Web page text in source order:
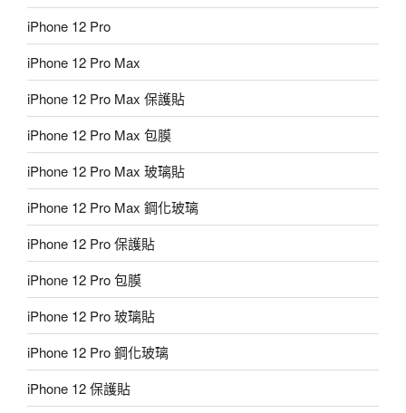
iPhone 12 Pro
iPhone 12 Pro Max
iPhone 12 Pro Max 保護貼
iPhone 12 Pro Max 包膜
iPhone 12 Pro Max 玻璃貼
iPhone 12 Pro Max 鋼化玻璃
iPhone 12 Pro 保護貼
iPhone 12 Pro 包膜
iPhone 12 Pro 玻璃貼
iPhone 12 Pro 鋼化玻璃
iPhone 12 保護貼